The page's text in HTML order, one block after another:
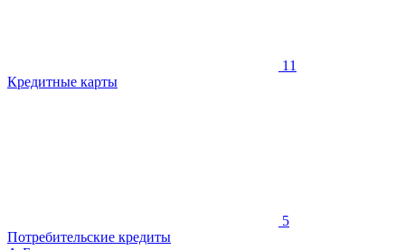
11
Кредитные карты
5
Потребительские кредиты